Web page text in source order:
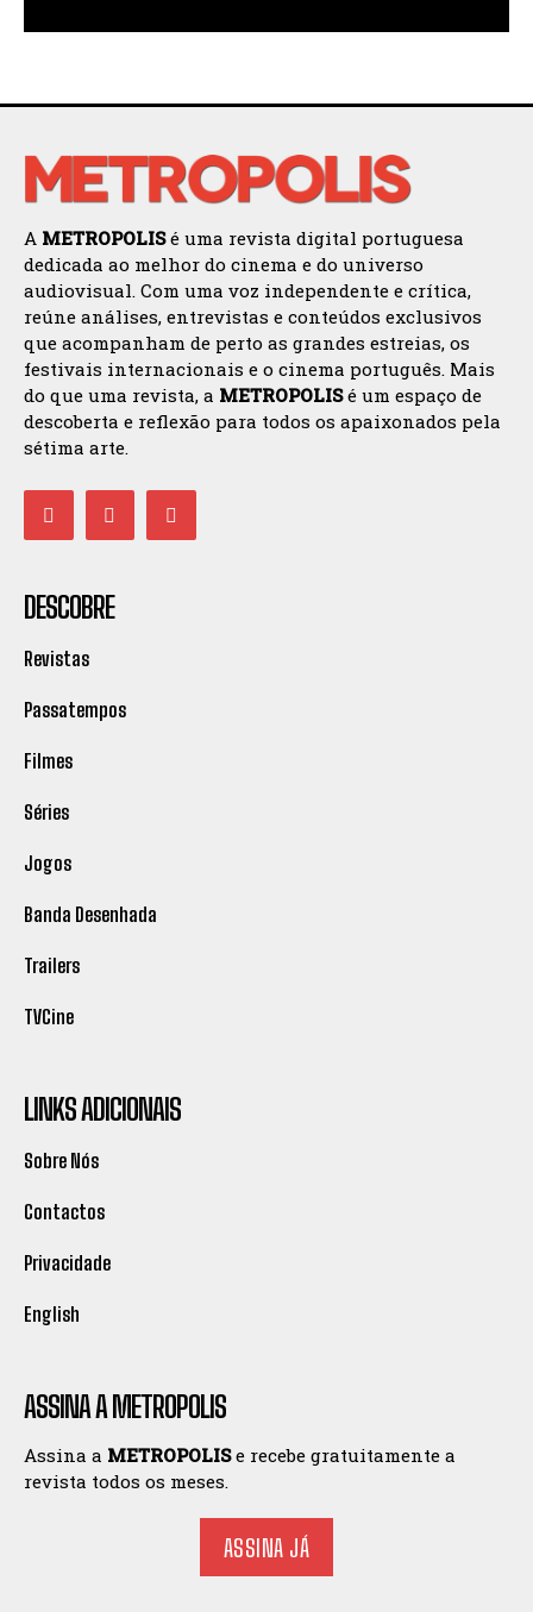
A METROPOLISé uma revista digital portuguesa
dedicada ao melhor do cinema e do universo
audiovisual. Com uma voz independente e crítica,
reúne análises, entrevistas e conteúdos exclusivos
que acompanham de perto as grandes estreias, os
festivais internacionais e o cinema português. Mais
do que uma revista, a METROPOLISé um espaço de
descoberta e reflexão para todos os apaixonados pela
sétima arte.
DESCOBRE
Revistas
Passatempos
Filmes
Séries
Jogos
Banda Desenhada
Trailers
TVCine
LINKS ADICIONAIS
Sobre Nós
Contactos
Privacidade
English
ASSINA A METROPOLIS
Assina a METROPOLISe recebe gratuitamente a
revista todos os meses.
ASSINA JÁ